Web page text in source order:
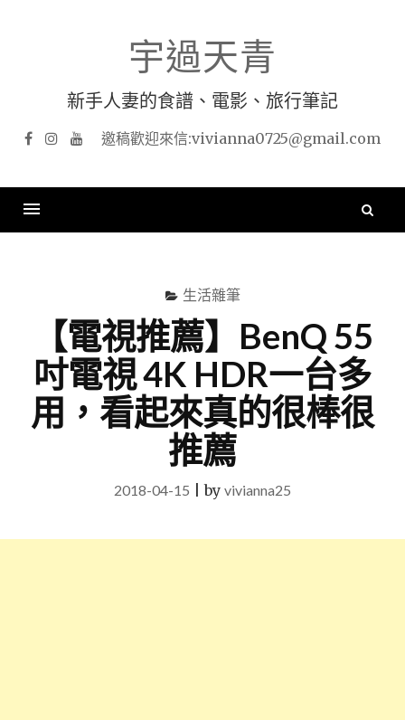
宇過天青
新手人妻的食譜、電影、旅行筆記
FacebookInstagramYouTube
生活雜筆
【電視推薦】BenQ 55
吋電視 4K HDR一台多
用，看起來真的很棒很
推薦
2018-04-15 |by vivianna25